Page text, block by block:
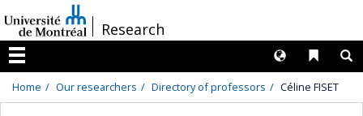
au
contenu
/Research
Menu
Liens
Langues
Home Our researchers Directory of professors Céline FISET